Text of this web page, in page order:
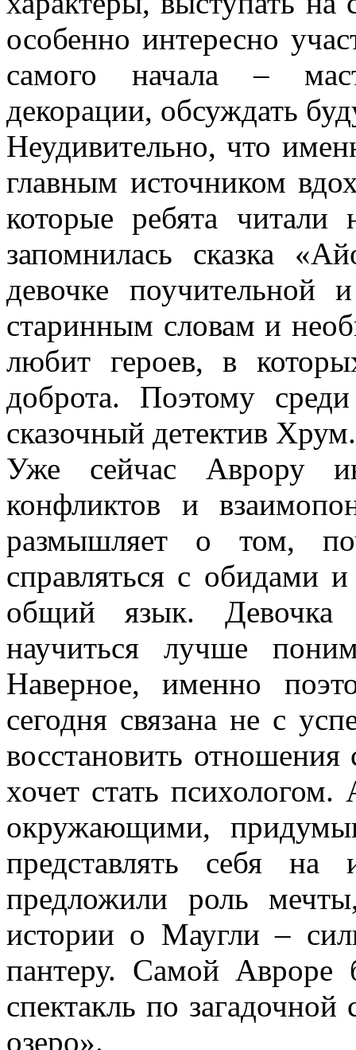
особенно интересно
самого начала –
декорации, обсуждать
Неудивительно, что
главным источником
которые ребята читали
запомнилась сказка
девочке поучительной
старинным словам и
любит героев, в
доброта. Поэтому
сказочный детектив Хрум.
Уже сейчас Аврору
конфликтов и
размышляет о том,
справляться с обидами
общий язык. Девочка
научиться лучше
Наверное, именно
сегодня связана не с
восстановить
хочет стать
окружающими,
представлять себя
предложили роль
истории о Маугли –
пантеру. Самой Авроре
спектакль по
озеро».